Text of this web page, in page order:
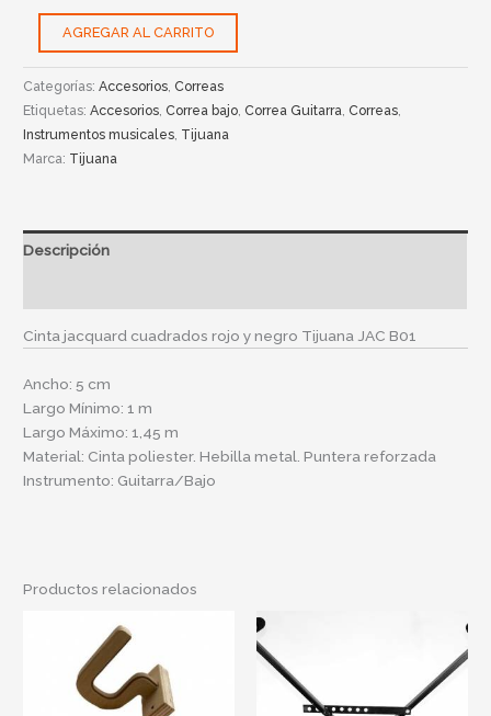
AGREGAR AL CARRITO
Categorías:Accesorios Correas
Etiquetas:Accesorios Correa bajo Correa Guitarra Correas
Instrumentos musicales Tijuana
Marca: Tijuana
Descripción
Cinta jacquard cuadrados rojo y negro Tijuana JAC B01
Ancho: 5 cm
Largo Mínimo: 1 m
Largo Máximo: 1,45 m
Material: Cinta poliester. Hebilla metal. Puntera reforzada
Instrumento: Guitarra/Bajo
Productos relacionados